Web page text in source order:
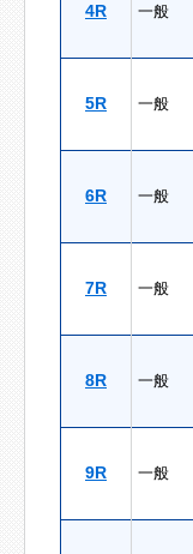
4R 一般
5R 一般
6R 一般
7R 一般
8R 一般
9R 一般